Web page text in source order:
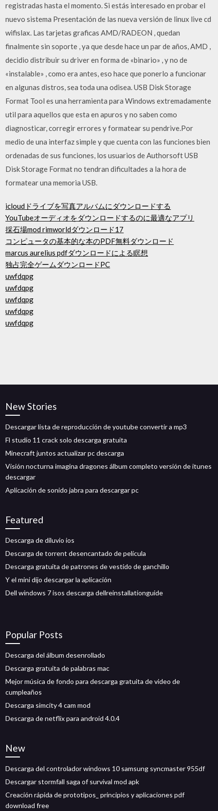
registradas hasta el momento. Si estás interesado en probar el
nuevo sistema Presentación de las nueva versión de linux live cd
wifislax. Las tarjetas graficas AMD/RADEON , quedan
finalmente sin soporte , ya que desde hace un par de años, AMD ,
decidio distribuir su driver en forma de «binario» , y no de
«instalable» , como era antes, eso hace que ponerlo a funcionar
en algunas distros, sea toda una odisea. USB Disk Storage
Format Tool es una herramienta para Windows extremadamente
util para aquellos que esta en apuros y no saben como
diagnosticar, corregir errores y formatear su pendrive.Por
medio de una interfaz simple y que cuenta con las funciones bien
ordenadas de sus funciones, los usuarios de Authorsoft USB
Disk Storage Format no tendran dificultades a la hora de
formatear una memoria USB.
icloudドライブを写真アルバムにダウンロードする
YouTubeオーディオをダウンロードするのに最適なアプリ
採石場mod rimworldダウンロード17
コンピュータの基本的な本のPDF無料ダウンロード
marcus aurelius pdfダウンロードによる瞑想
独占完全ゲームダウンロードPC
uwfdqpg
uwfdqpg
uwfdqpg
uwfdqpg
uwfdqpg
New Stories
Descargar lista de reproducción de youtube convertir a mp3
Fl studio 11 crack solo descarga gratuita
Minecraft juntos actualizar pc descarga
Visión nocturna imagina dragones álbum completo versión de itunes
descargar
Aplicación de sonido jabra para descargar pc
Featured
Descarga de diluvio ios
Descarga de torrent desencantado de película
Descarga gratuita de patrones de vestido de ganchillo
Y el mini dijo descargar la aplicación
Dell windows 7 isos descarga dellreinstallationguide
Popular Posts
Descarga del álbum desenrollado
Descarga gratuita de palabras mac
Mejor música de fondo para descarga gratuita de video de
cumpleaños
Descarga simcity 4 cam mod
Descarga de netflix para android 4.0.4
New
Descarga del controlador windows 10 samsung syncmaster 955df
Descargar stormfall saga of survival mod apk
Creación rápida de prototipos_ principios y aplicaciones pdf
download free